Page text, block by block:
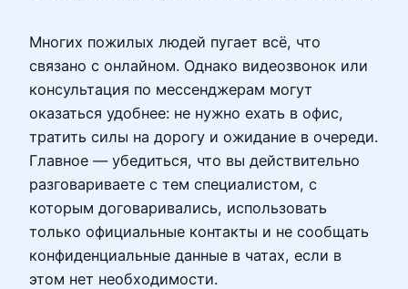
Многих пожилых людей пугает всё, что
связано с онлайном. Однако видеозвонок или
консультация по мессенджерам могут
оказаться удобнее: не нужно ехать в офис,
тратить силы на дорогу и ожидание в очереди.
Главное — убедиться, что вы действительно
разговариваете с тем специалистом, с
которым договаривались, использовать
только официальные контакты и не сообщать
конфиденциальные данные в чатах, если в
этом нет необходимости.